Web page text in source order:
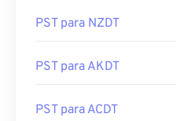
PST para NZDT
PST para AKDT
PST para ACDT